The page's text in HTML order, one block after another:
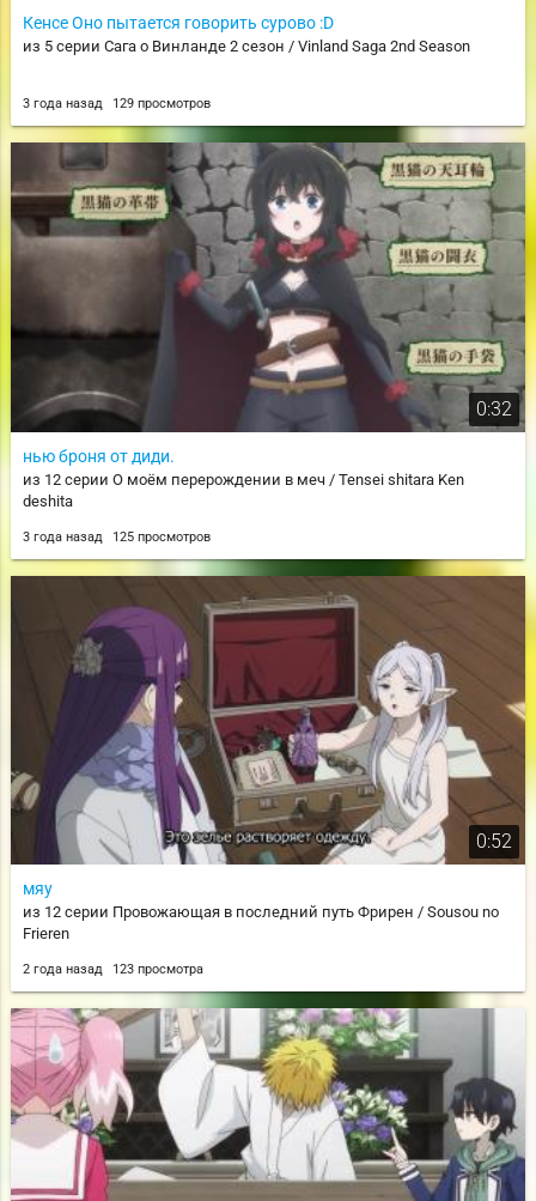
Кенсе Оно пытается говорить сурово :D
из 5 серии Сага о Винланде 2 сезон / Vinland Saga 2nd Season
3 года назад 129 просмотров
0:32
нью броня от диди.
из 12 серии О моём перерождении в меч / Tensei shitara Ken
deshita
3 года назад 125 просмотров
0:52
мяу
из 12 серии Провожающая в последний путь Фрирен / Sousou no
Frieren
2 года назад 123 просмотра